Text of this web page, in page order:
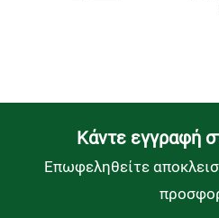
Kάντε εγγραφή
Επωφεληθείτε